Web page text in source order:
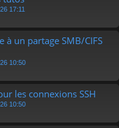
17:11
à un partage SMB/CIFS
10:50
les connexions SSH
10:50